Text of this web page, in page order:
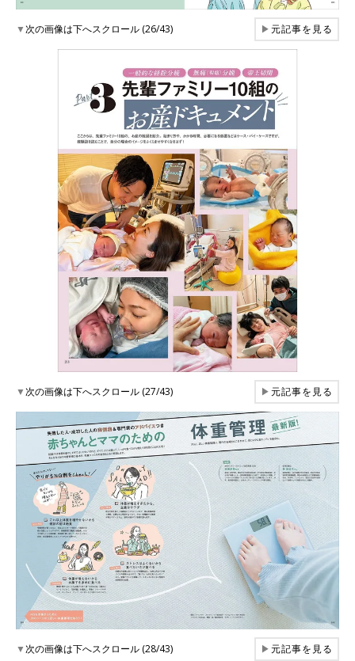
▼次の画像は下へスクロール (26/43) ▶元記事を見る
▼次の画像は下へスクロール (27/43) ▶元記事を見る
▼次の画像は下へスクロール (28/43) ▶元記事を見る